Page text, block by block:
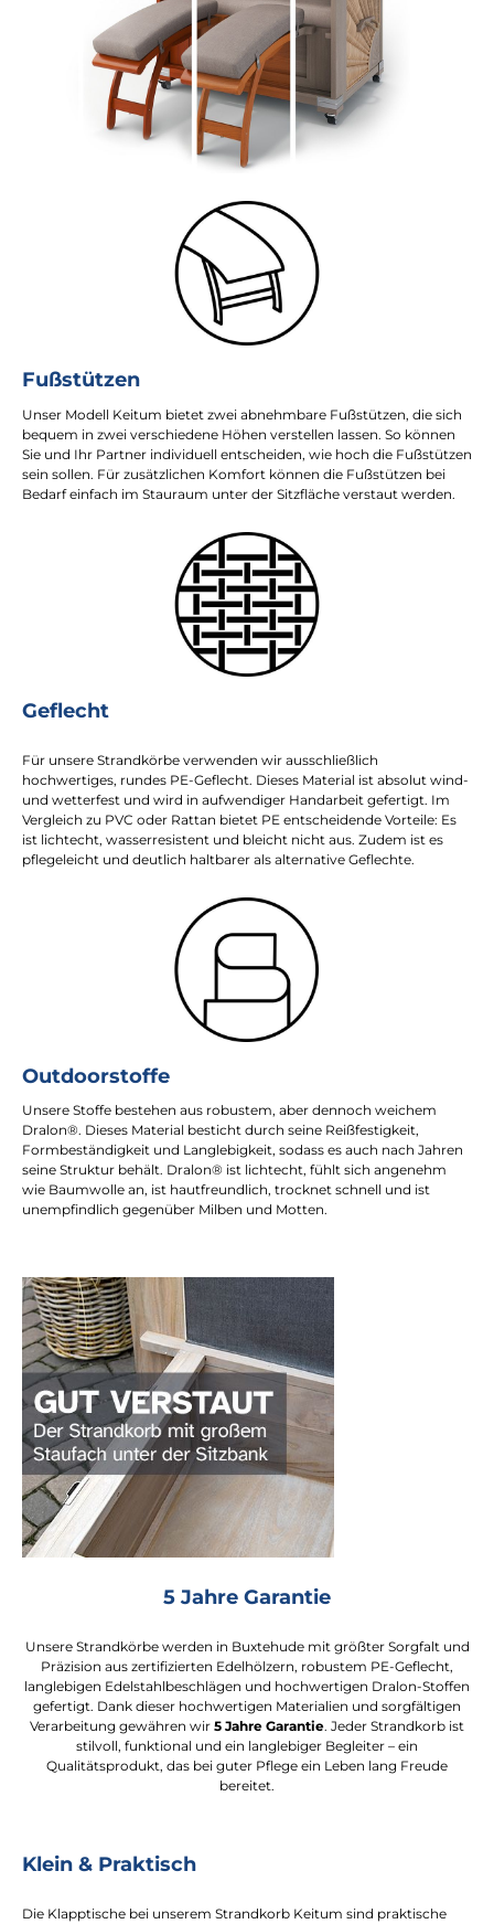
Fußstützen
Unser Modell Keitum bietet zwei abnehmbare Fußstützen, die sich
bequem in zwei verschiedene Höhen verstellen lassen. So können
Sie und Ihr Partner individuell entscheiden, wie hoch die Fußstützen
sein sollen. Für zusätzlichen Komfort können die Fußstützen bei
Bedarf einfach im Stauraum unter der Sitzfläche verstaut werden.
Geflecht
Für unsere Strandkörbe verwenden wir ausschließlich
hochwertiges, rundes PE-Geflecht. Dieses Material ist absolut wind-
und wetterfest und wird in aufwendiger Handarbeit gefertigt. Im
Vergleich zu PVC oder Rattan bietet PE entscheidende Vorteile: Es
ist lichtecht, wasserresistent und bleicht nicht aus. Zudem ist es
pflegeleicht und deutlich haltbarer als alternative Geflechte.
Outdoorstoffe
Unsere Stoffe bestehen aus robustem, aber dennoch weichem
Dralon®. Dieses Material besticht durch seine Reißfestigkeit,
Formbeständigkeit und Langlebigkeit, sodass es auch nach Jahren
seine Struktur behält. Dralon® ist lichtecht, fühlt sich angenehm
wie Baumwolle an, ist hautfreundlich, trocknet schnell und ist
unempfindlich gegenüber Milben und Motten.
5 Jahre Garantie
Unsere Strandkörbe werden in Buxtehude mit größter Sorgfalt und
Präzision aus zertifizierten Edelhölzern, robustem PE-Geflecht,
langlebigen Edelstahlbeschlägen und hochwertigen Dralon-Stoffen
gefertigt. Dank dieser hochwertigen Materialien und sorgfältigen
Verarbeitung gewähren wir 5 Jahre Garantie. Jeder Strandkorb ist
stilvoll, funktional und ein langlebiger Begleiter – ein
Qualitätsprodukt, das bei guter Pflege ein Leben lang Freude
bereitet.
Klein & Praktisch
Die Klapptische bei unserem Strandkorb Keitum sind praktische